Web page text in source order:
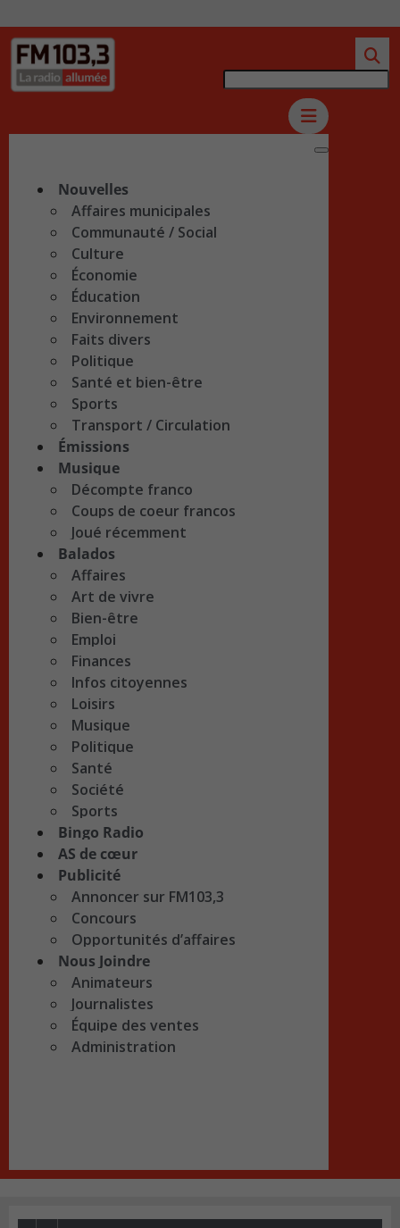
Nouvelles
Affaires municipales
Communauté / Social
Culture
Économie
Éducation
Environnement
Faits divers
Politique
Santé et bien-être
Sports
Transport / Circulation
Émissions
Musique
Décompte franco
Coups de coeur francos
Joué récemment
Balados
Affaires
Art de vivre
Bien-être
Emploi
Finances
Infos citoyennes
Loisirs
Musique
Politique
Santé
Société
Sports
Bingo Radio
AS de cœur
Publicité
Annoncer sur FM103,3
Concours
Opportunités d’affaires
Nous Joindre
Animateurs
Journalistes
Équipe des ventes
Administration